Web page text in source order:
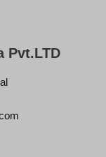
Pvt.LTD